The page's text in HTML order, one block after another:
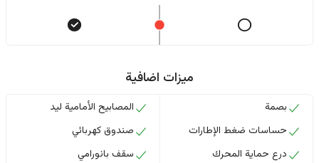
ميزات اضافية
بصمة
حساسات ضغط الإطارات
درع حماية المحرك
المصابيح الأمامية ليد
صندوق كهربائي
سقف بانورامي